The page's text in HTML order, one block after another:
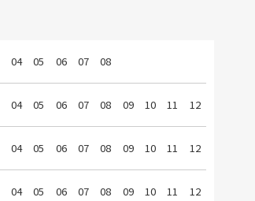
04 05 06 07 08
04 05 06 07 08 09 10 11 12
04 05 06 07 08 09 10 11 12
04 05 06 07 08 09 10 11 12